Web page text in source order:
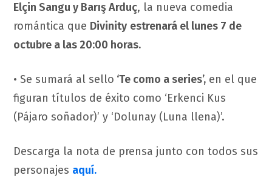
Elçin Sangu y Barış Arduç, la nueva comedia
romántica que Divinity estrenará el lunes 7 de
octubre a las 20:00 horas.
• Se sumará al sello ‘Te como a series’, en el que
figuran títulos de éxito como ‘Erkenci Kus
(Pájaro soñador)’ y ‘Dolunay (Luna llena)’.
Descarga la nota de prensa junto con todos sus
personajes aquí.